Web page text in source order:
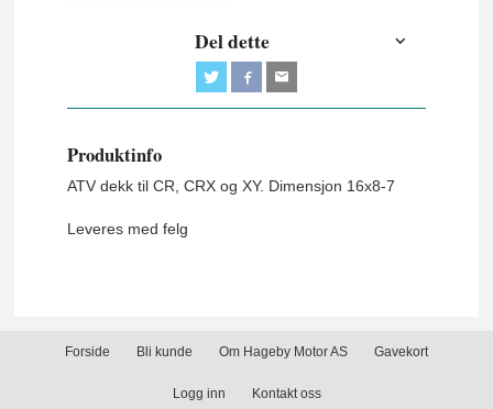
Del dette
Produktinfo
ATV dekk til CR, CRX og XY. Dimensjon 16x8-7
Leveres med felg
Forside Bli kunde Om Hageby Motor AS Gavekort
Logg inn Kontakt oss